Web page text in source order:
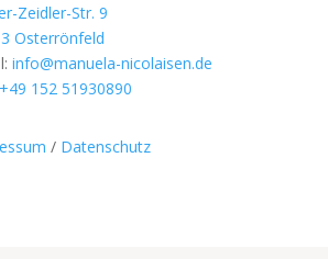
Zeidler-Str. 9
Osterrönfeld
info@manuela-nicolaisen.de
+49 152 51930890
/ Datenschutz